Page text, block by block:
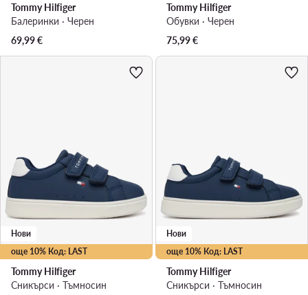
Tommy Hilfiger
Балеринки · Черен
69,99€
Tommy Hilfiger
Обувки · Черен
75,99€
още 10% Код: LAST
Нови
Tommy Hilfiger
Сникърси · Тъмносин
още 10% Код: LAST
Нови
Tommy Hilfiger
Сникърси · Тъмносин